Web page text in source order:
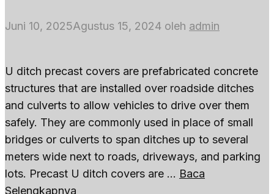
Juni 10, 2025Agustus 15, 2024 oleh admin
U ditch precast covers are prefabricated concrete
structures that are installed over roadside ditches
and culverts to allow vehicles to drive over them
safely. They are commonly used in place of small
bridges or culverts to span ditches up to several
meters wide next to roads, driveways, and parking
lots. Precast U ditch covers are … Baca
Selengkapnya